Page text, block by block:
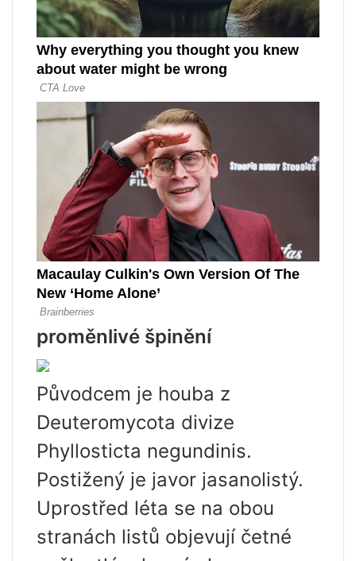
proměnlivé špinění
Původcem je houba z
Deuteromycota divize
Phyllosticta negundinis.
Postižený je javor jasanolistý.
Uprostřed léta se na obou
stranách listů objevují četné